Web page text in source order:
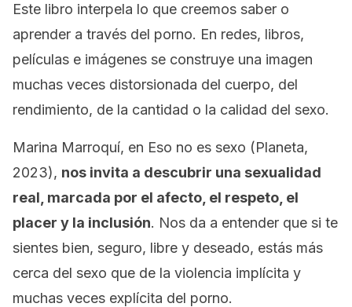
Este libro interpela lo que creemos saber o
aprender a través del porno. En redes, libros,
películas e imágenes se construye una imagen
muchas veces distorsionada del cuerpo, del
rendimiento, de la cantidad o la calidad del sexo.
Marina Marroquí, en Eso no es sexo (Planeta,
2023), nos invita a descubrir una sexualidad
real, marcada por el afecto, el respeto, el
placer y la inclusión. Nos da a entender que si te
sientes bien, seguro, libre y deseado, estás más
cerca del sexo que de la violencia implícita y
muchas veces explícita del porno.